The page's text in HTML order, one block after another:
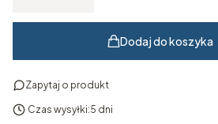
Dodaj do koszyka
Zapytaj o produkt
Czas wysyłki:5 dni